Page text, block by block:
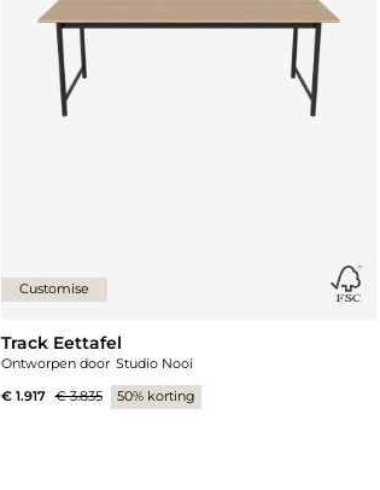
Customise
Track Eettafel
Ontworpen door Studio Nooi
€ 1.917 € 3.835 50% korting